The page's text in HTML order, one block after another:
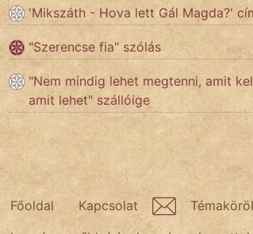
'Mikszáth - Hova lett Gál Magda?'
"Szerencse fia" szólás
"Nem mindig lehet megtenni, amit
amit lehet" szállóige
Főoldal Kapcsolat